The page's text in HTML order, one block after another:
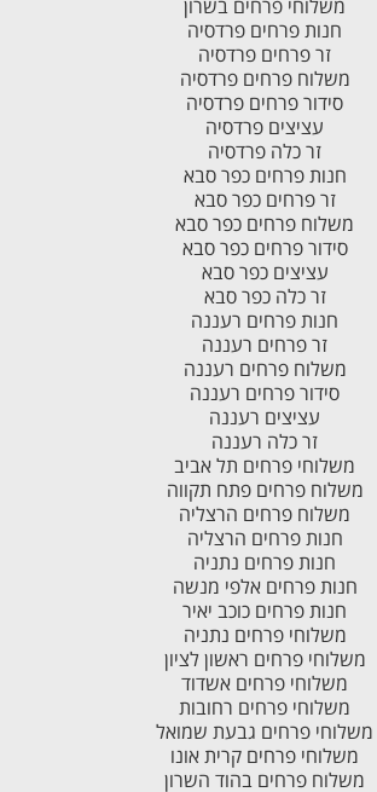
משלוחי פרחים בשרון
חנות פרחים פרדסיה
זר פרחים פרדסיה
משלוח פרחים פרדסיה
סידור פרחים פרדסיה
עציצים פרדסיה
זר כלה פרדסיה
חנות פרחים כפר סבא
זר פרחים כפר סבא
משלוח פרחים כפר סבא
סידור פרחים כפר סבא
עציצים כפר סבא
זר כלה כפר סבא
חנות פרחים רעננה
זר פרחים רעננה
משלוח פרחים רעננה
סידור פרחים רעננה
עציצים רעננה
זר כלה רעננה
משלוחי פרחים תל אביב
משלוח פרחים פתח תקווה
משלוח פרחים הרצליה
חנות פרחים הרצליה
חנות פרחים נתניה
חנות פרחים אלפי מנשה
חנות פרחים כוכב יאיר
משלוחי פרחים נתניה
משלוחי פרחים ראשון לציון
משלוחי פרחים אשדוד
משלוחי פרחים רחובות
משלוחי פרחים גבעת שמואל
משלוחי פרחים קרית אונו
משלוח פרחים בהוד השרון